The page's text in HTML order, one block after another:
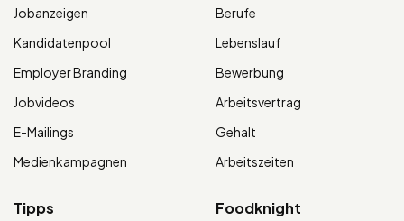
Jobanzeigen
Kandidatenpool
Employer Branding
Jobvideos
E-Mailings
Medienkampagnen
Berufe
Lebenslauf
Bewerbung
Arbeitsvertrag
Gehalt
Arbeitszeiten
Tipps Foodknight